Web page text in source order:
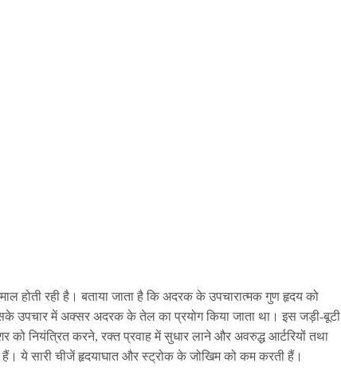
होती रही है। बताया जाता है कि अदरक के उपचारात्मक गुण हृदय को
उपचार में अक्सर अदरक के तेल का प्रयोग किया जाता था। इस जड़ी-बूटी
नियंत्रित करने, रक्त प्रवाह में सुधार लाने और अवरुद्ध आर्टरियों तथा
ये सारी चीजें हृदयाघात और स्ट्रोक के जोखिम को कम करती हैं।